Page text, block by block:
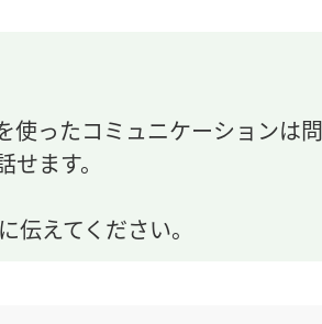
ったコミュニケーションは
ます。
えてください。